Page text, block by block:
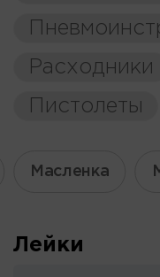
Расходники
Пистолеты
Масленка
Лейки